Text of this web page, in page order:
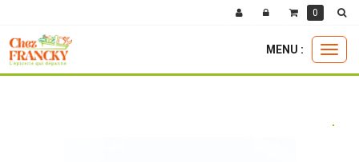
MENU :
la boutique
0